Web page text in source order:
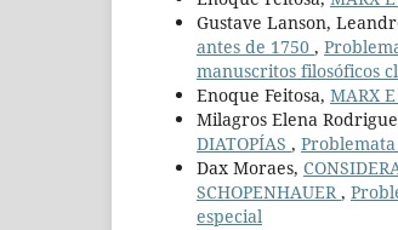
Gustave Lanson,
antes de 1750 ,
manuscritos filosóficos
Enoque Feitosa, MARX
Milagros Elena
DIATOPÍAS ,
Dax Moraes,
SCHOPENHAUER,
especial